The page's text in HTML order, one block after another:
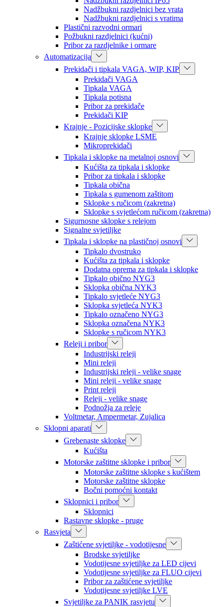
Nadžbukni razdjelnici bez vrata
Nadžbukni razdjelnici s vratima
Plastični razvodni ormari
Požbukni razdjelnici (kućni)
Pribor za razdjelnike i ormare
Automatizacija
Prekidači i tipkala VAGA, WIP, KIP
Prekidači VAGA
Tipkala VAGA
Tipkala potisna
Pribor za prekidače
Prekidači KIP
Krajnje - Pozicijske sklopke
Krajnje sklopke LSME
Mikroprekidači
Tipkala i sklopke na metalnoj osnovi
Kućišta za tipkala i sklopke
Pribor za tipkala i sklopke
Tipkala obična
Tipkala s gumenom zaštitom
Sklopke s ručicom (zakretna)
Sklopke s svjetlećom ručicom (zakretna)
Sigurnosne sklopke s relejom
Signalne svjetiljke
Tipkala i sklopke na plastičnoj osnovi
Tipkalo dvostruko
Kućišta za tipkala i sklopke
Dodatna oprema za tipkala i sklopke
Tipkalo obično NYG3
Sklopka obična NYK3
Tipkalo svjetleće NYG3
Sklopka svjetleća NYK3
Tipkalo označeno NYG3
Sklopka označena NYK3
Sklopke s ručicom NYK3
Releji i pribor
Industrijski releji
Mini releji
Industrijski releji - velike snage
Mini releji - velike snage
Print releji
Releji - velike snage
Podnožja za releje
Voltmetar, Ampermetar, Zujalica
Sklopni aparati
Grebenaste sklopke
Kućišta
Motorske zaštitne sklopke i pribor
Motorske zaštitne sklopke s kućištem
Motorske zaštitne sklopke
Bočni pomoćni kontakt
Sklopnici i pribor
Sklopnici
Rastavne sklopke - pruge
Rasvjeta
Zaštićene svjetiljke - vodotijesne
Brodske svjetiljke
Vodotijesne svjetiljke za LED cijevi
Vodotijesne svjetiljke za FLUO cijevi
Pribor za zaštićene svjetiljke
Vodotijesne svjetiljke LVE
Svjetiljke za PANIK rasvjetu